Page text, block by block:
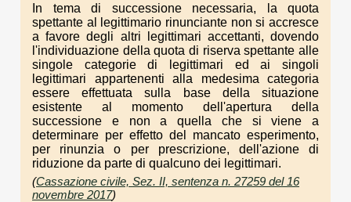
In tema di successione necessaria, la quota
spettante al legittimario rinunciante non si accresce
a favore degli altri legittimari accettanti, dovendo
l'individuazione della quota di riserva spettante alle
singole categorie di legittimari ed ai singoli
legittimari appartenenti alla medesima categoria
essere effettuata sulla base della situazione
esistente al momento dell'apertura della
successione e non a quella che si viene a
determinare per effetto del mancato esperimento,
per rinunzia o per prescrizione, dell'azione di
riduzione da parte di qualcuno dei legittimari.
(Cassazione civile, Sez. II, sentenza n. 27259 del 16
novembre 2017)